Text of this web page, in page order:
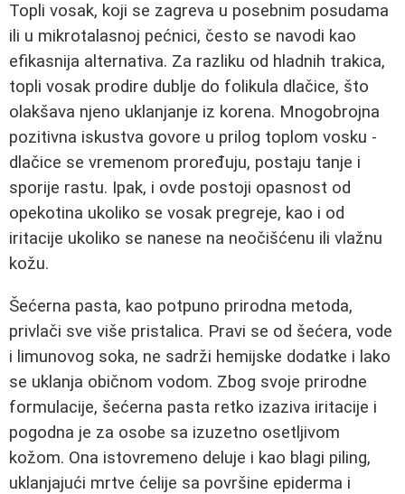
Topli vosak, koji se zagreva u posebnim posudama
ili u mikrotalasnoj pećnici, često se navodi kao
efikasnija alternativa. Za razliku od hladnih trakica,
topli vosak prodire dublje do folikula dlačice, što
olakšava njeno uklanjanje iz korena. Mnogobrojna
pozitivna iskustva govore u prilog toplom vosku -
dlačice se vremenom proređuju, postaju tanje i
sporije rastu. Ipak, i ovde postoji opasnost od
opekotina ukoliko se vosak pregreje, kao i od
iritacije ukoliko se nanese na neočišćenu ili vlažnu
kožu.
Šećerna pasta, kao potpuno prirodna metoda,
privlači sve više pristalica. Pravi se od šećera, vode
i limunovog soka, ne sadrži hemijske dodatke i lako
se uklanja običnom vodom. Zbog svoje prirodne
formulacije, šećerna pasta retko izaziva iritacije i
pogodna je za osobe sa izuzetno osetljivom
kožom. Ona istovremeno deluje i kao blagi piling,
uklanjajući mrtve ćelije sa površine epiderma i